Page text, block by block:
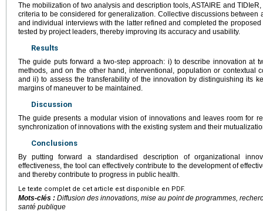
The mobilization of two analysis and description tools, ASTAIRE and
criteria to be considered for generalization. Collective discussions between
and individual interviews with the latter refined and completed the
tested by project leaders, thereby improving its accuracy and usability.
Results
The guide puts forward a two-step approach: i) to describe innovation at
methods, and on the other hand, interventional, population or contextual
and ii) to assess the transferability of the innovation by distinguishing its
margins of maneuver to be maintained.
Discussion
The guide presents a modular vision of innovations and leaves room for
synchronization of innovations with the existing system and their
Conclusions
By putting forward a standardised description of organizational
effectiveness, the tool can effectively contribute to the development of
and thereby contribute to progress in public health.
Le texte complet de cet article est disponible en PDF.
Mots-clés : Diffusion des innovations, mise au point de programmes,
santé publique